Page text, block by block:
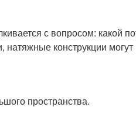
с вопросом: какой
конструкции могут
пространства.